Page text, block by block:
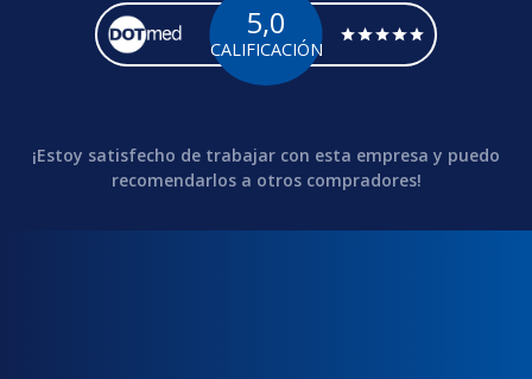
5,0
CALIFICACIÓN
¡Estoy satisfecho de trabajar con esta empresa y puedo
recomendarlos a otros compradores!